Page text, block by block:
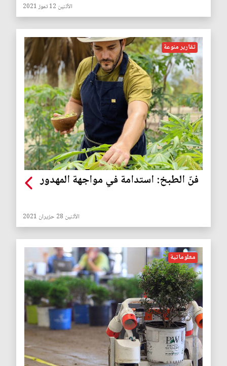
الأثنين 12 تموز 2021
تقارير منوعة
فنّ الطبخ: استدامة في مواجهة المهدور
الأثنين 28 حزيران 2021
معلوماتية